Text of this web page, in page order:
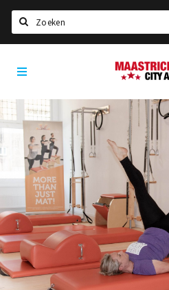
Home
Agenda
Deals
Party pics
Nieuws, interviews & blogs
Eten
Drinken
Slapen
Recreatief
City